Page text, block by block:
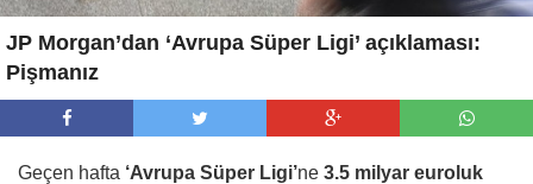
JP Morgan’dan ‘Avrupa Süper Ligi’ açıklaması:
Pişmanız
Geçen hafta ‘Avrupa Süper Ligi’ne 3.5 milyar euroluk